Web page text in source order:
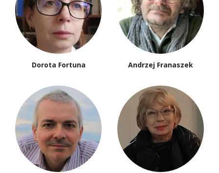
Dorota Fortuna Andrzej Franaszek